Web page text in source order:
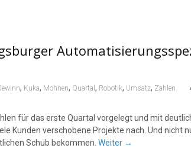
, Kuka, Mohnen, Quartal , Robotik, Umsatz, Zahlen
für das erste Quartal vorgelegt und mit
Kunden verschobene Projekte nach. Und nicht
Schub bekommen. Weiter →